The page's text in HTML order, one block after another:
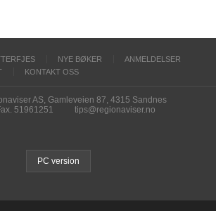
NYE BØKER
ANMELDELSER
KONTAKT OSS
AS, Gamleveien 87, 4315 Sandnes
51961251 tips@regionaviser.no
PC version